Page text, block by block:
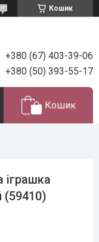
Кошик
+380 (67) 403-39-06
+380 (50) 393-55-17
Кошик
(59410)